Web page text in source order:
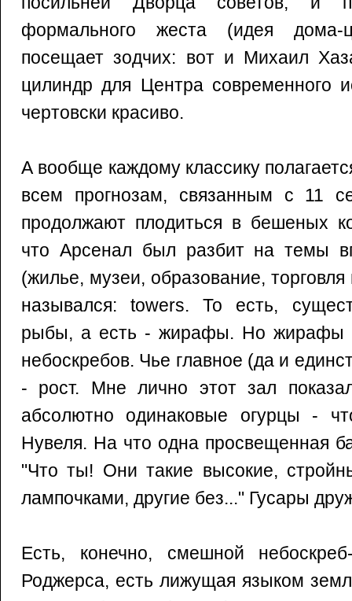
формального жеста (идея дома-
посещает зодчих: вот и Михаил
цилиндр для Центра современного
чертовски красиво.
А вообще каждому классику
всем прогнозам, связанным с 11
продолжают плодиться в бешеных
что Арсенал был разбит на темы
(жилье, музеи, образование, торговля
назывался: towers. То есть,
рыбы, а есть - жирафы. Но жирафы
небоскребов. Чье главное (да и
- рост. Мне лично этот зал
абсолютно одинаковые огурцы -
Нувеля. На что одна просвещенная
"Что ты! Они такие высокие,
лампочками, другие без..." Гусары
Есть, конечно, смешной
Роджерса, есть лижущая языком